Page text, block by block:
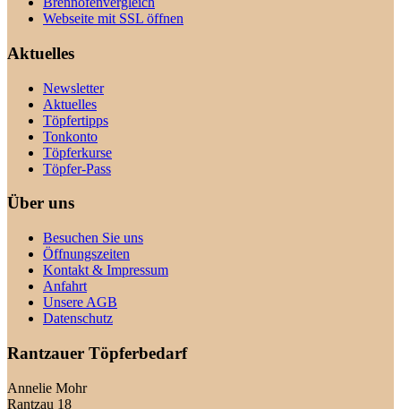
Webseite mit SSL öffnen
Aktuelles
Newsletter
Aktuelles
Töpfertipps
Tonkonto
Töpferkurse
Töpfer-Pass
Über uns
Besuchen Sie uns
Öffnungszeiten
Kontakt & Impressum
Anfahrt
Unsere AGB
Datenschutz
Rantzauer Töpferbedarf
Annelie Mohr
Rantzau 18